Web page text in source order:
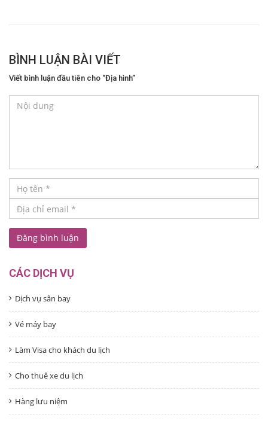
BÌNH LUẬN BÀI VIẾT
Viết bình luận đầu tiên cho “Địa hình”
CÁC DỊCH VỤ
Dịch vụ sân bay
Vé máy bay
Làm Visa cho khách du lịch
Cho thuê xe du lịch
Hàng lưu niệm